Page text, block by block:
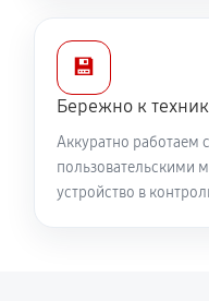
💾
Бережно к
Аккуратно работаем
пользовательскими
устройство в